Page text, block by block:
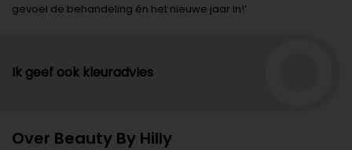
gevoel de behandeling én het nieuwe jaar in!’
Ik geef ook kleuradvies
Over Beauty By Hilly